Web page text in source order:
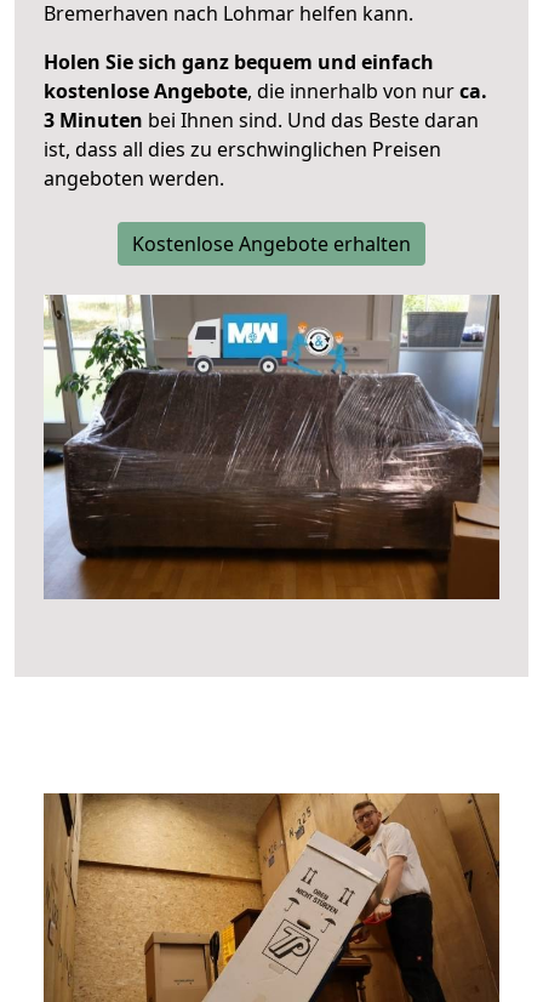
Bremerhaven nach Lohmar helfen kann.
Holen Sie sich ganz bequem und einfach
kostenlose Angebote, die innerhalb von nurca.
3 Minuten bei Ihnen sind. Und das Beste daran
ist, dass all dies zu erschwinglichen Preisen
angeboten werden.
Kostenlose Angebote erhalten